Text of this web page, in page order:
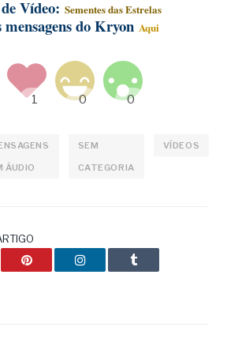
Vídeo: Sementes das Estrelas
mensagens do Kryon Aqui
ÁUDIO
SEM
CATEGORIA
VÍDEOS
Pinterest LinkedIn Tumblr